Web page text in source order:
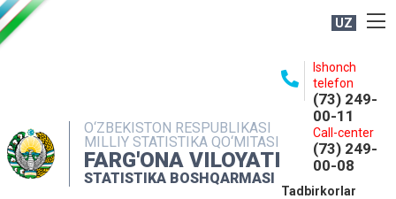
UZ
O‘ZBEKISTON RESPUBLIKASI
MILLIY STATISTIKA QO‘MITASI
FARG'ONA VILOYATI
STATISTIKA BOSHQARMASI
Ishonch
telefon
(73) 249-
00-11
Call-center
(73) 249-
00-08
Tadbirkorlar
NASHRLAR
INTERAKTIV XIZMATLAR
MATBUOT XIZMATI